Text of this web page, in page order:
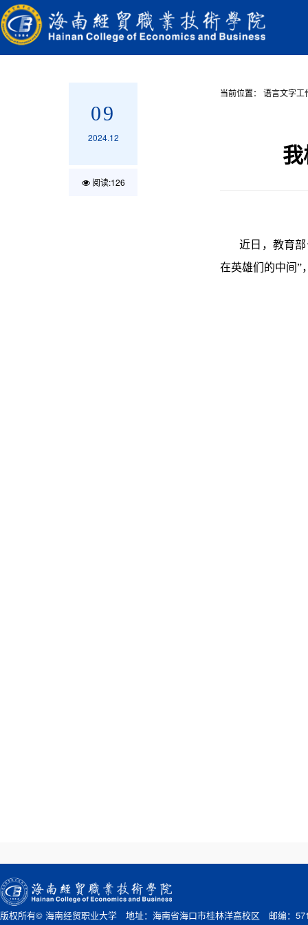
09
2024.12
阅读:126
当前位置： 语言文字工
近日，教育
在英雄们的中间”
版权所有© 海南经贸职业大学 地址：海南省海口市桂林洋高校区 邮编：